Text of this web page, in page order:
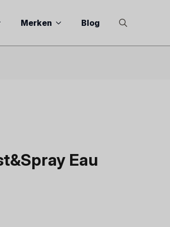
Merken
Blog
Eau